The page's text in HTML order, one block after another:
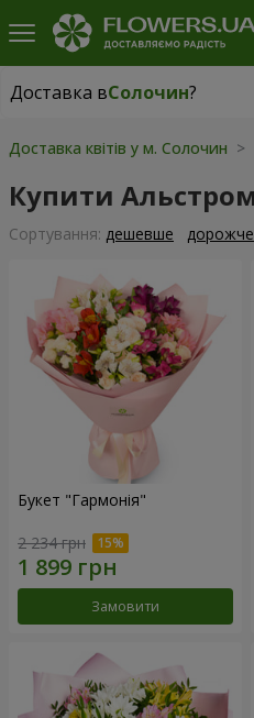
Доставка вСолочин?
Доставка вСолочин|
Доставка квітів у м. Солочин >
Купити
Сортування: дешевше дорожче
Букет "Гармонія"
2 234 грн
Замовити